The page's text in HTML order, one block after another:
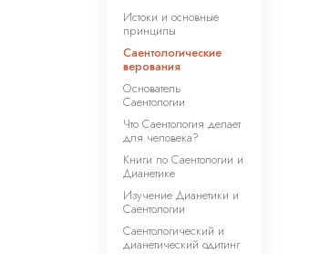
Истоки и основные
принципы
Саентологические
верования
Основатель
Саентологии
Что Саентология делает
для человека?
Книги по Саентологии и
Дианетике
Изучение Дианетики и
Саентологии
Саентологический и
дианетический одитинг